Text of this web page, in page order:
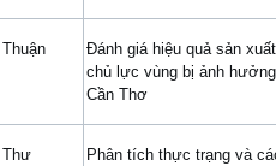
Thuận
Đánh giá hiệu quả sản
chủ lực vùng bị ảnh
Cần Thơ
Thư
Phân tích thực trạng và